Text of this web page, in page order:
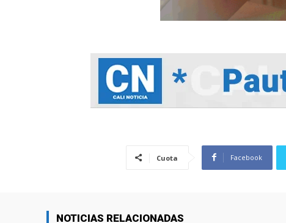
Cuota Facebook
NOTICIAS RELACIONADAS